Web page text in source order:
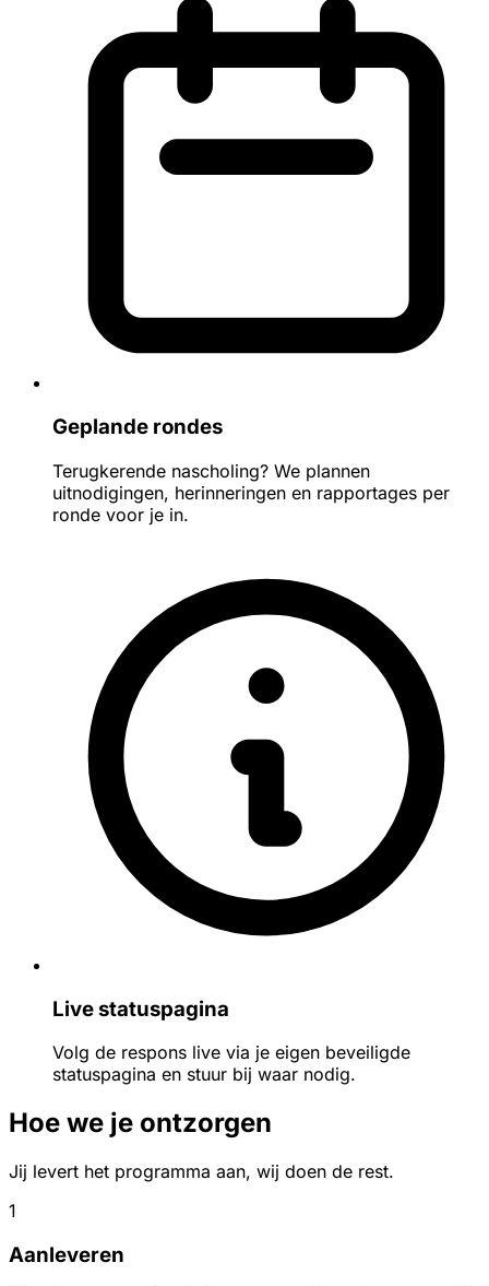
Geplande rondes
Terugkerende nascholing? We plannen
uitnodigingen, herinneringen en rapportages per
ronde voor je in.
Live statuspagina
Volg de respons live via je eigen beveiligde
statuspagina en stuur bij waar nodig.
Hoe we je ontzorgen
Jij levert het programma aan, wij doen de rest.
1
Aanleveren